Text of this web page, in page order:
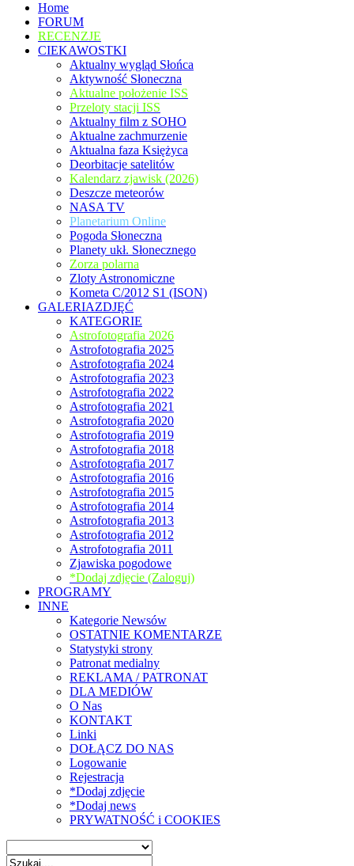
Home
FORUM
RECENZJE
CIEKAWOSTKI
Aktualny wygląd Słońca
Aktywność Słoneczna
Aktualne położenie ISS
Przeloty stacji ISS
Aktualny film z SOHO
Aktualne zachmurzenie
Aktualna faza Księżyca
Deorbitacje satelitów
Kalendarz zjawisk (2026)
Deszcze meteorów
NASA TV
Planetarium Online
Pogoda Słoneczna
Planety ukł. Słonecznego
Zorza polarna
Zloty Astronomiczne
Kometa C/2012 S1 (ISON)
GALERIAZDJĘĆ
KATEGORIE
Astrofotografia 2026
Astrofotografia 2025
Astrofotografia 2024
Astrofotografia 2023
Astrofotografia 2022
Astrofotografia 2021
Astrofotografia 2020
Astrofotografia 2019
Astrofotografia 2018
Astrofotografia 2017
Astrofotografia 2016
Astrofotografia 2015
Astrofotografia 2014
Astrofotografia 2013
Astrofotografia 2012
Astrofotografia 2011
Zjawiska pogodowe
*Dodaj zdjęcie (Zaloguj)
PROGRAMY
INNE
Kategorie Newsów
OSTATNIE KOMENTARZE
Statystyki strony
Patronat medialny
REKLAMA / PATRONAT
DLA MEDIÓW
O Nas
KONTAKT
Linki
DOŁĄCZ DO NAS
Logowanie
Rejestracja
*Dodaj zdjęcie
*Dodaj news
PRYWATNOŚĆ i COOKIES